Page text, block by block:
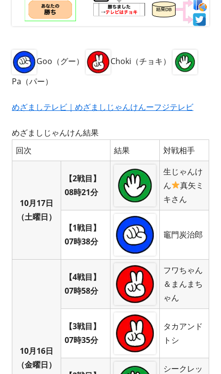
Goo（グー）
Choki（チョキ）
Pa（パー）
めざましテレビ｜めざましじゃんけんーフジテレビ
めざましじゃんけん結果
回次
結果 対戦相手
10月17日
（土曜日）
【2戦目】
08時21分
生じゃんけ
ん
真矢ミ
キさん
【1戦目】
07時38分
竈門炭治郎
10月16日
（金曜日）
【4戦目】
07時58分
フワちゃん
＆まんまち
ゃん
【3戦目】
07時35分
タカアンド
トシ
シークレッ